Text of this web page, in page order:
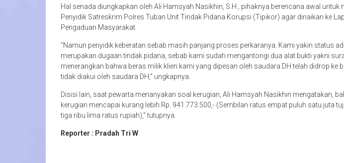
Hal senada diungkapkan oleh Ali Hamsyah Nasikhin, S.H., pihaknya berencana awal untuk
Penyidik Satreskrim Polres Tuban Unit Tindak Pidana Korupsi (Tipikor) agar dinaikan ke
Pengaduan Masyarakat.
“Namun penyidik keberatan sebab masih panjang proses perkaranya. Kami yakin status
merupakan dugaan tindak pidana, sebab kami sudah mengantongi dua alat bukti yakni
menerangkan bahwa beras milik klien kami yang dipesan oleh saudara DH telah didrop ke
tidak diakui oleh saudara DH,” ungkapnya.
Disisi lain, saat pewarta menanyakan soal kerugian, Ali Hamsyah Nasikhin mengatakan,
kerugian mencapai kurang lebih Rp. 941.773.500,- (Sembilan ratus empat puluh satu juta
tiga ribu lima ratus rupiah),” tutupnya.
Reporter : Pradah Tri W